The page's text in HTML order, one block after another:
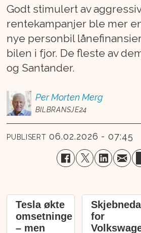
Godt stimulert av
rentekampanjer ble mer
nye personbil
bilen i fjor. De fleste av
og Santander.
Per Morten Merg
BILBRANSJE24
PUBLISERT 06.02.2026 - 07:45
Tesla økte
omsetningen
– men
for